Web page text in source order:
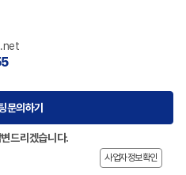
문의하기
드리겠습니다.
사업자정보확인